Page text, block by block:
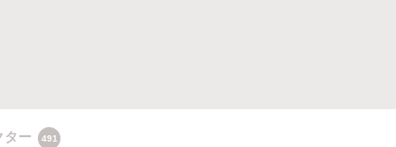
ター 491